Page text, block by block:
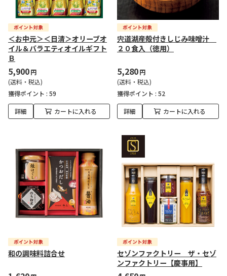
＜お中元＞＜日清＞オリーブオ
イル＆バラエティオイルギフト
Ｂ
5,900円
(送料・税込)
獲得ポイント : 59
詳細 カートに入れる
宍道湖産殻付きしじみ味噌汁
２０食入（徳用）
5,280円
(送料・税込)
獲得ポイント : 52
詳細 カートに入れる
和の調味料詰合せ
セゾンファクトリー ザ・セゾ
ンファクトリー【慶事用】